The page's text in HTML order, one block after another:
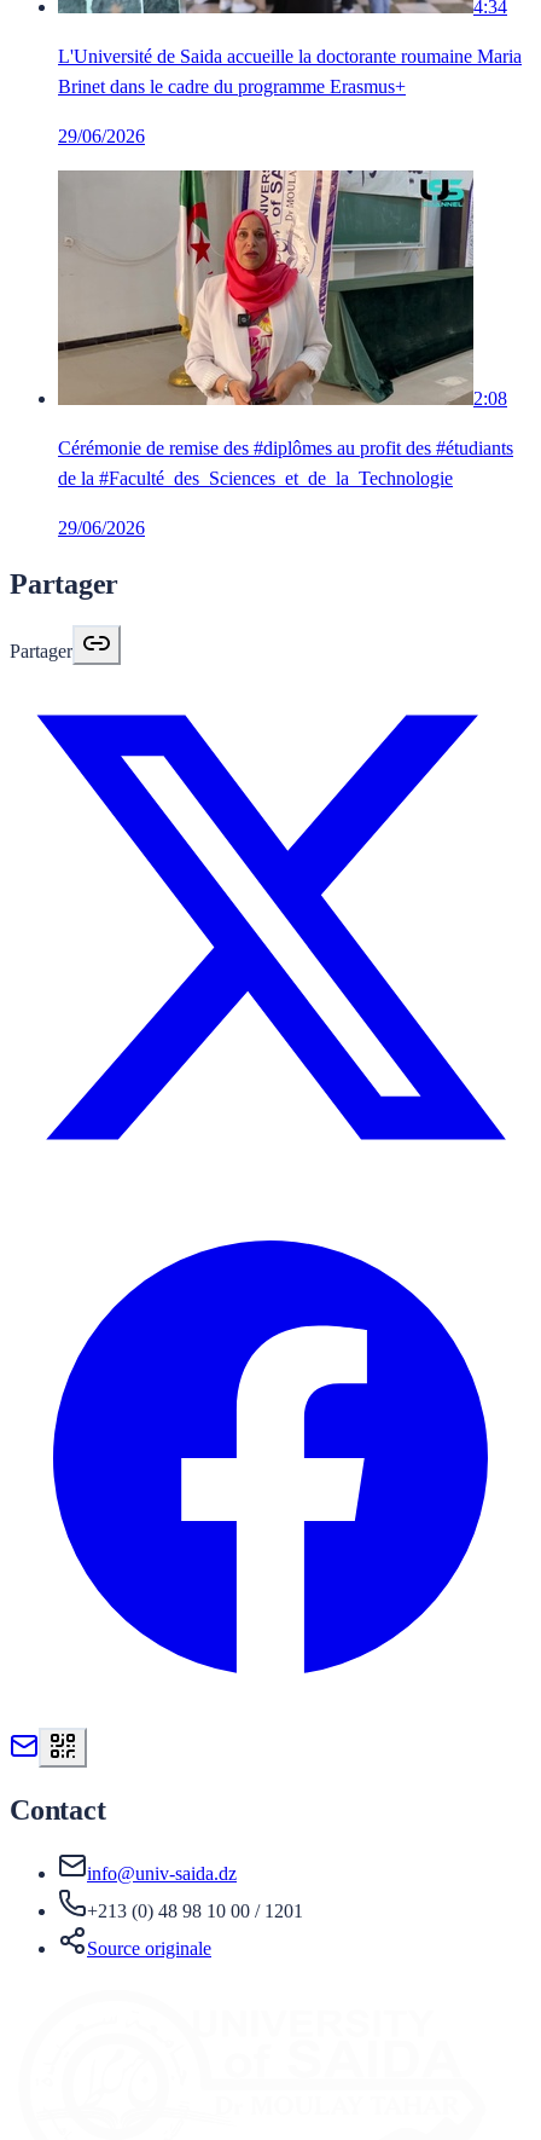
4:34
L'Université de Saida accueille la doctorante roumaine Maria
Brinet dans le cadre du programme Erasmus+
29/06/2026
2:08
Cérémonie de remise des #diplômes au profit des #étudiants
de la #Faculté_des_Sciences_et_de_la_Technologie
29/06/2026
Partager
Partager
Contact
info@univ-saida.dz
+213 (0) 48 98 10 00 / 1201
Source originale